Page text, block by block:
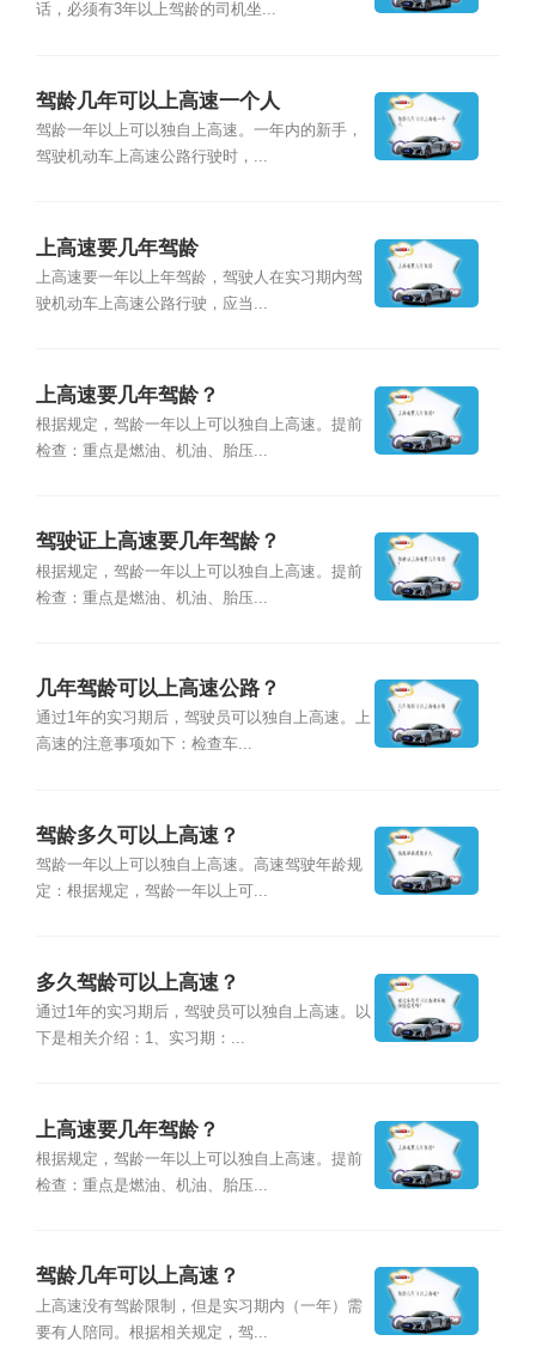
话，必须有3年以上驾龄的司机坐...
驾龄几年可以上高速一个人
驾龄一年以上可以独自上高速。一年内的新手，
驾驶机动车上高速公路行驶时，...
上高速要几年驾龄
上高速要一年以上年驾龄，驾驶人在实习期内驾
驶机动车上高速公路行驶，应当...
上高速要几年驾龄？
根据规定，驾龄一年以上可以独自上高速。提前
检查：重点是燃油、机油、胎压...
驾驶证上高速要几年驾龄？
根据规定，驾龄一年以上可以独自上高速。提前
检查：重点是燃油、机油、胎压...
几年驾龄可以上高速公路？
通过1年的实习期后，驾驶员可以独自上高速。上
高速的注意事项如下：检查车...
驾龄多久可以上高速？
驾龄一年以上可以独自上高速。高速驾驶年龄规
定：根据规定，驾龄一年以上可...
多久驾龄可以上高速？
通过1年的实习期后，驾驶员可以独自上高速。以
下是相关介绍：1、实习期：...
上高速要几年驾龄？
根据规定，驾龄一年以上可以独自上高速。提前
检查：重点是燃油、机油、胎压...
驾龄几年可以上高速？
上高速没有驾龄限制，但是实习期内（一年）需
要有人陪同。根据相关规定，驾...